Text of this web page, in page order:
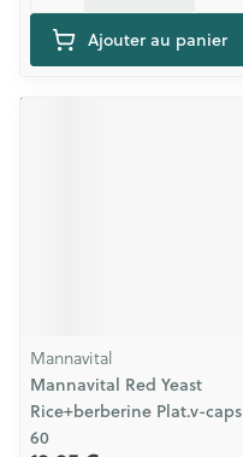
Ajouter au panier
Mannavital
Mannavital Red Yeast
Rice+berberine Plat.v-caps
60